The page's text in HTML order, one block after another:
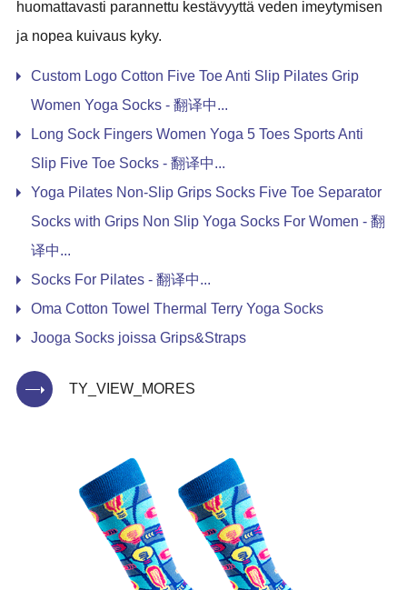
huomattavasti parannettu kestävyyttä veden imeytymisen
ja nopea kuivaus kyky.
Custom Logo Cotton Five Toe Anti Slip Pilates Grip
Women Yoga Socks - 翻译中...
Long Sock Fingers Women Yoga 5 Toes Sports Anti
Slip Five Toe Socks - 翻译中...
Yoga Pilates Non-Slip Grips Socks Five Toe Separator
Socks with Grips Non Slip Yoga Socks For Women - 翻
译中...
Socks For Pilates - 翻译中...
Oma Cotton Towel Thermal Terry Yoga Socks
Jooga Socks joissa Grips&Straps
TY_VIEW_MORES